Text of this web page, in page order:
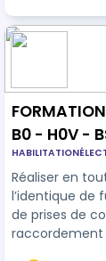
B0 - H0V -
RECYCLAGE
Réaliser en
l’identique de
de prises de
raccordement